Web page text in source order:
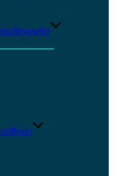
รปริญญาโท
รศึกษา